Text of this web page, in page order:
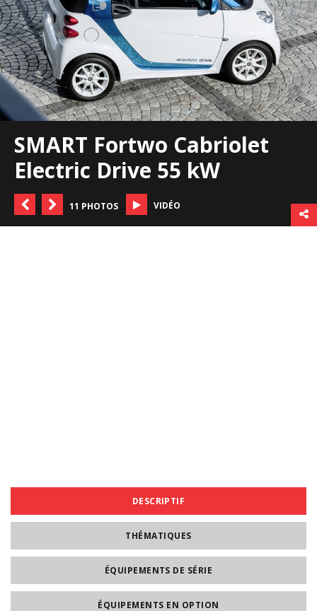
SMART Fortwo Cabriolet
Electric Drive 55 kW
11 PHOTOS VIDÉO
DESCRIPTIF
THÉMATIQUES
ÉQUIPEMENTS DE SÉRIE
ÉQUIPEMENTS EN OPTION